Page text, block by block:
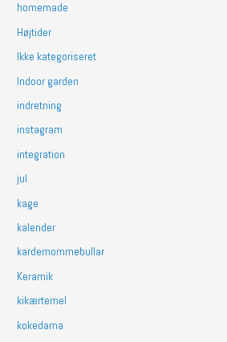
homemade
Højtider
Ikke kategoriseret
Indoor garden
indretning
instagram
integration
jul
kage
kalender
kardemommebullar
Keramik
kikærtemel
kokedama